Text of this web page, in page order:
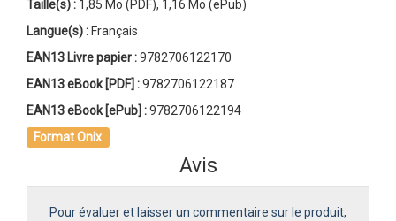
Taille(s) : 1,85 Mo (PDF), 1,16 Mo (ePub)
Langue(s) : Français
EAN13 Livre papier :9782706122170
EAN13 eBook [PDF] :9782706122187
EAN13 eBook [ePub] :9782706122194
Format Onix
Avis
Pour évaluer et laisser un commentaire sur le produit,